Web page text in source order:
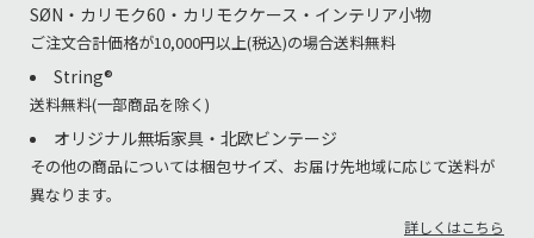
SØN・カリモク60・カリモクケース・インテリア小物
ご注文合計価格が10,000円以上(税込)の場合送料無料
String®︎
送料無料(一部商品を除く)
オリジナル無垢家具・北欧ビンテージ
その他の商品については梱包サイズ、お届け先地域に応じて送料が
異なります。
詳しくはこちら